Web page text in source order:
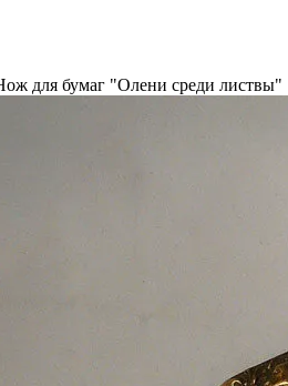
для бумаг "Олени среди листвы"